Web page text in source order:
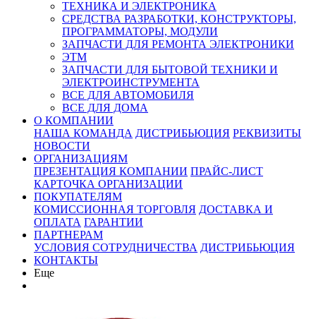
ТЕХНИКА И ЭЛЕКТРОНИКА
СРЕДСТВА РАЗРАБОТКИ, КОНСТРУКТОРЫ,
ПРОГРАММАТОРЫ, МОДУЛИ
ЗАПЧАСТИ ДЛЯ РЕМОНТА ЭЛЕКТРОНИКИ
ЭТМ
ЗАПЧАСТИ ДЛЯ БЫТОВОЙ ТЕХНИКИ И
ЭЛЕКТРОИНСТРУМЕНТА
ВСЕ ДЛЯ АВТОМОБИЛЯ
ВСЕ ДЛЯ ДОМА
О КОМПАНИИ
НАША КОМАНДА ДИСТРИБЬЮЦИЯ РЕКВИЗИТЫ
НОВОСТИ
ОРГАНИЗАЦИЯМ
ПРЕЗЕНТАЦИЯ КОМПАНИИ ПРАЙС-ЛИСТ
КАРТОЧКА ОРГАНИЗАЦИИ
ПОКУПАТЕЛЯМ
КОМИССИОННАЯ ТОРГОВЛЯ ДОСТАВКА И
ОПЛАТА ГАРАНТИИ
ПАРТНЕРАМ
УСЛОВИЯ СОТРУДНИЧЕСТВА ДИСТРИБЬЮЦИЯ
КОНТАКТЫ
Еще